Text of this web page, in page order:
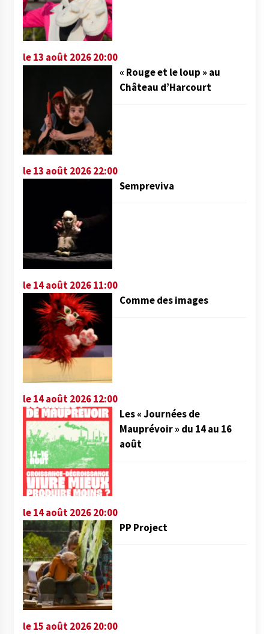
le 13 août 2026 20:00
« Rouge et le loup » au
Château d’Harcourt
le 13 août 2026 22:00
Sempreviva
le 14 août 2026 11:00
Comme des images
le 14 août 2026 12:00
Les « Journées de
Mauprévoir » du 14 au 16
août
le 14 août 2026 20:00
PP Project
le 15 août 2026 20:00